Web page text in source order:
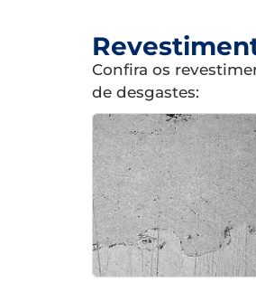
Confira os
de desgastes: